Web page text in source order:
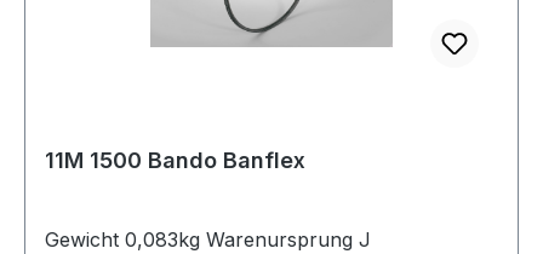
11M 1500 Bando Banflex
Gewicht 0,083kg Warenursprung J